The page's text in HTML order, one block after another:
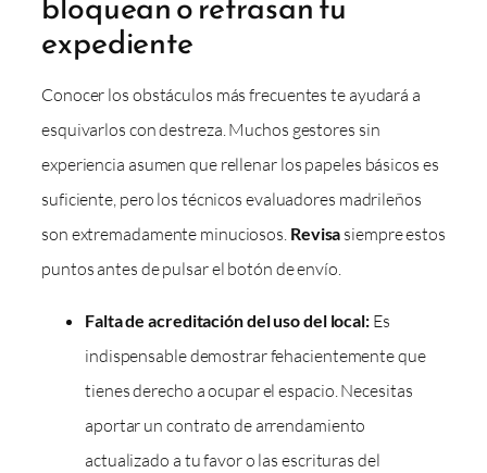
expediente
Conocer los obstáculos más frecuentes te ayudará a
esquivarlos con destreza. Muchos gestores sin
experiencia asumen que rellenar los papeles básicos es
suficiente, pero los técnicos evaluadores madrileños
son extremadamente minuciosos. Revisa siempre estos
puntos antes de pulsar el botón de envío.
Falta de acreditación del uso del local: Es
indispensable demostrar fehacientemente que
tienes derecho a ocupar el espacio. Necesitas
aportar un contrato de arrendamiento
actualizado a tu favor o las escrituras del